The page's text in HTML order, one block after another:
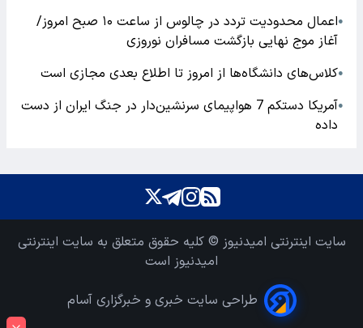
●
اعمال محدودیت تردد در چالوس از ساعت ۱۰ صبح امروز/
آغاز موج نهایی بازگشت مسافران نوروزی
●کلاس‌های دانشگاه‌ها از امروز تا اطلاع بعدی مجازی است
●
آمریکا دستکم 7 هواپیمای سرنشین‌دار در جنگ ایران از دست
داده
سایت اینترنتی امیدنیوز © کلیه حقوق متعلق به سایت اینترنتی
امیدنیوز است
طراحی سایت خبری و خبرگزاری آسام